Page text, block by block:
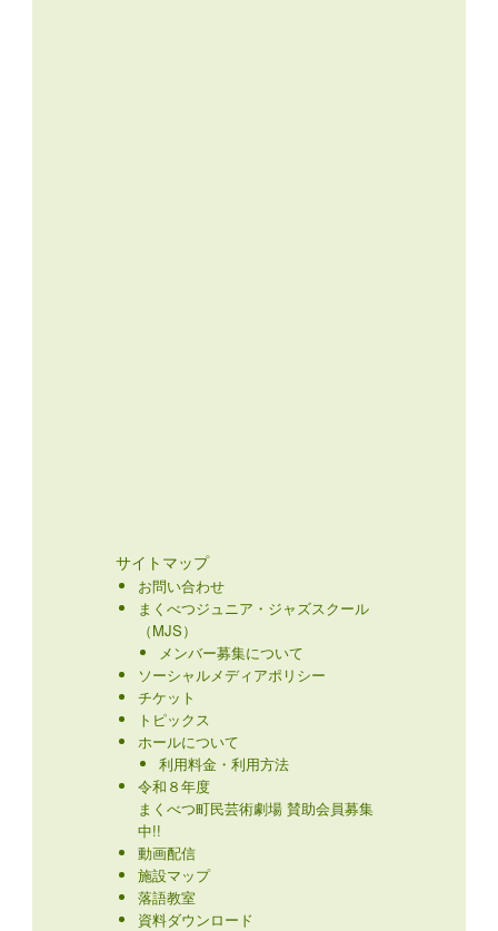
サイトマップ
お問い合わせ
まくべつジュニア・ジャズスクール
（MJS）
メンバー募集について
ソーシャルメディアポリシー
チケット
トピックス
ホールについて
利用料金・利用方法
令和８年度
まくべつ町民芸術劇場 賛助会員募集
中!!
動画配信
施設マップ
落語教室
資料ダウンロード